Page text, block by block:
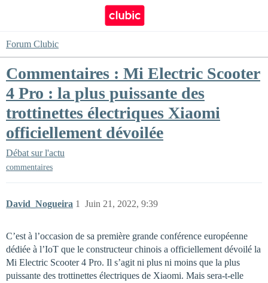
Forum Clubic
Commentaires : Mi Electric Scooter
4 Pro : la plus puissante des
trottinettes électriques Xiaomi
officiellement dévoilée
Débat sur l'actu
commentaires
David_Nogueira Juin 21, 2022, 9:39
1
C’est à l’occasion de sa première grande conférence européenne
dédiée à l’IoT que le constructeur chinois a officiellement dévoilé la
Mi Electric Scooter 4 Pro. Il s’agit ni plus ni moins que la plus
puissante des trottinettes électriques de Xiaomi. Mais sera-t-elle